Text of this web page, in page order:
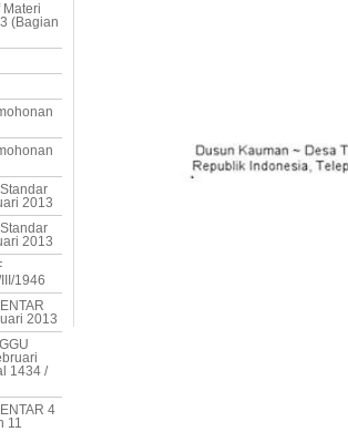
Materi
(Bagian
2013
2013
1946
2013
1434 /
4
11